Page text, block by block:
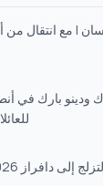
| مع انتقال من
ودينو بارك في
دافراز 2026 انطلاقًا من أنطاليا